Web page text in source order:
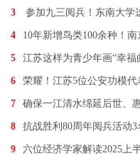
3 参加九三阅兵！东南大学
4 10年新增鸟类100余种！
5 江苏这样为青少年画“幸福
6 荣耀！江苏5位公安功模
7 确保一江清水绵延后世、
8 抗战胜利80周年阅兵活动
9 六位经济学家解读2025上